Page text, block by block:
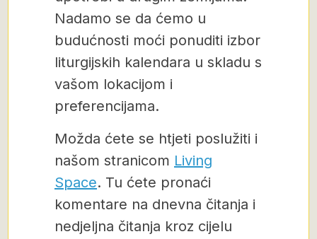
Nadamo se da ćemo u
budućnosti moći ponuditi izbor
liturgijskih kalendara u skladu s
vašom lokacijom i
preferencijama.
Možda ćete se htjeti poslužiti i
našom stranicom Living
Space. Tu ćete pronaći
komentare na dnevna čitanja i
nedjeljna čitanja kroz cijelu